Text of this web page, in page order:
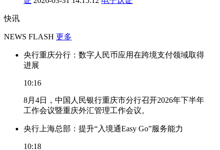
快讯
NEWS FLASH 更多
央行重庆分行：数字人民币应用在跨境支付领域取得
进展
10:16
8月4日，中国人民银行重庆市分行召开2026年下半年
工作会议暨重庆外汇管理工作会议。
央行上海总部：提升“入境通Easy Go”服务能力
10:18